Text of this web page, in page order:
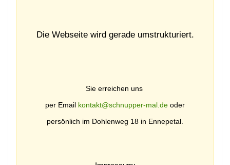
Die Webseite wird gerade umstrukturiert.
Sie erreichen uns
per Email kontakt@schnupper-mal.de oder
persönlich im Dohlenweg 18 in Ennepetal.